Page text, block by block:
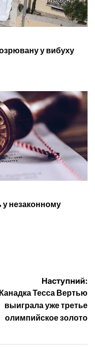
у вибуху
у незаконному
Наступний:
Канадка Тесса Вертью
выиграла уже третье
олимпийское золото